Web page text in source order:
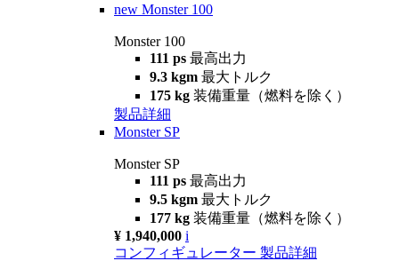
new Monster 100
Monster 100
111 ps 最高出力
9.3 kgm 最大トルク
175 kg 装備重量（燃料を除く）
製品詳細
Monster SP
Monster SP
111 ps 最高出力
9.5 kgm 最大トルク
177 kg 装備重量（燃料を除く）
¥ 1,940,000 i
コンフィギュレーター 製品詳細